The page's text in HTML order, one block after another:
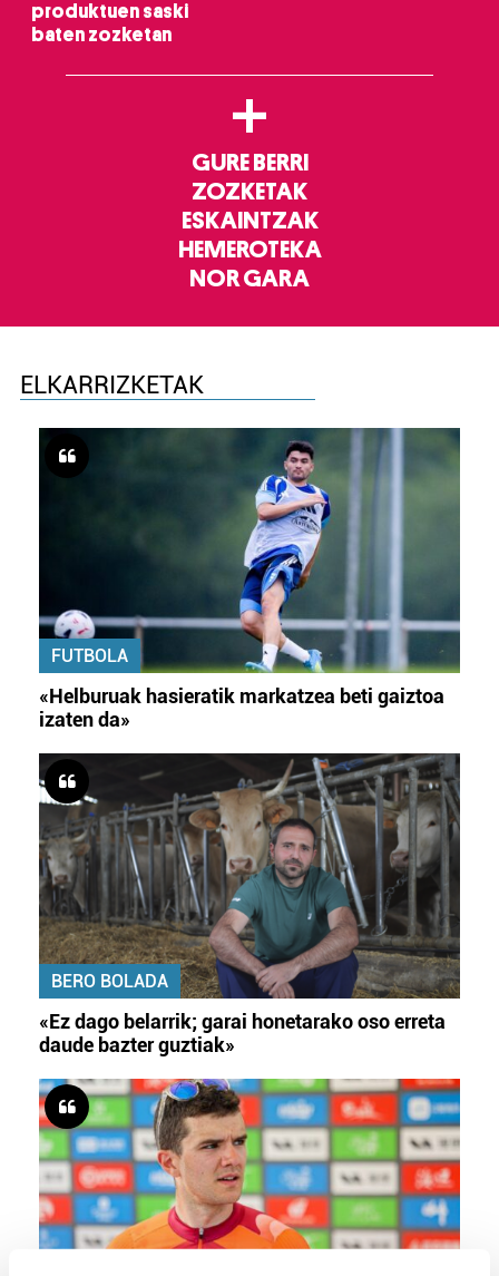
produktuen saski
baten zozketan
+
GURE BERRI
ZOZKETAK
ESKAINTZAK
HEMEROTEKA
NOR GARA
ELKARRIZKETAK
FUTBOLA
«Helburuak hasieratik markatzea beti gaiztoa
izaten da»
BERO BOLADA
«Ez dago belarrik; garai honetarako oso erreta
daude bazter guztiak»